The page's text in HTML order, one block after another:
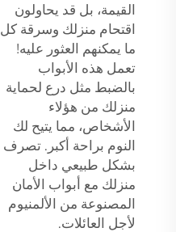
القيمة، بل قد يحاولون
اقتحام منزلك وسرقة كل
ما يمكنهم العثور عليه!
تعمل هذه الأبواب
بالضبط مثل درع لحماية
منزلك من هؤلاء
الأشخاص، مما يتيح لك
النوم براحة أكبر. تصرف
بشكل طبيعي داخل
منزلك مع أبواب الأمان
المصنوعة من الألمنيوم
لأجل العائلات.